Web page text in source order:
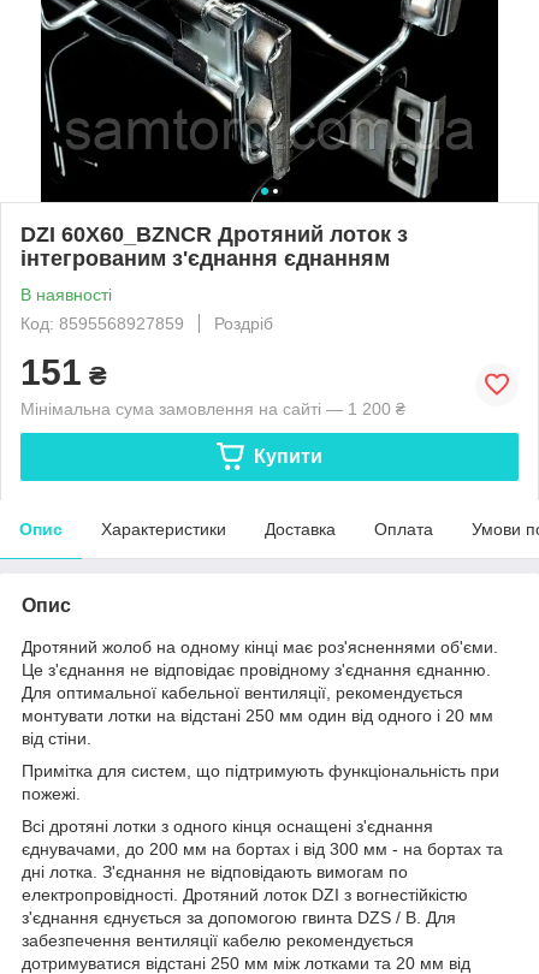
DZI 60X60_BZNCR Дротяний лоток з
інтегрованим з'єднання єднанням
В наявності
Код: 8595568927859
Роздріб
151 ₴
Мінімальна сума замовлення на сайті — 1 200 ₴
Купити
Опис Характеристики Доставка Оплата Умови
Опис
Дротяний жолоб на одному кінці має роз'ясненнями об'єми.
Це з'єднання не відповідає провідному з'єднання єднанню.
Для оптимальної кабельної вентиляції, рекомендується
монтувати лотки на відстані 250 мм один від одного і 20 мм
від стіни.
Примітка для систем, що підтримують функціональність при
пожежі.
Всі дротяні лотки з одного кінця оснащені з'єднання
єднувачами, до 200 мм на бортах і від 300 мм - на бортах та
дні лотка. З'єднання не відповідають вимогам по
електропровідності. Дротяний лоток DZI з вогнестійкістю
з'єднання єднується за допомогою гвинта DZS / B. Для
забезпечення вентиляції кабелю рекомендується
дотримуватися відстані 250 мм між лотками та 20 мм від